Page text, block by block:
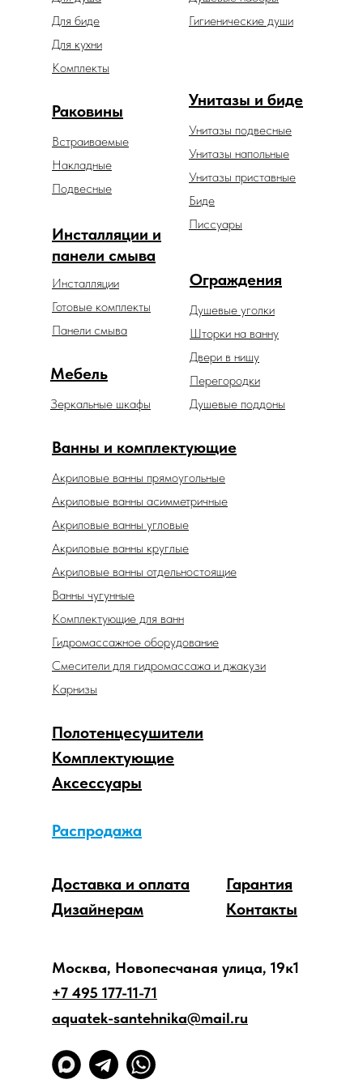
Гигиенические души
Унитазы и биде
Унитазы подвесные
Унитазы напольные
Унитазы приставные
Раковины
Встраиваемые
Накладные
Подвесные
Для биде
Для кухни
Ванны и комплектующие
Акриловые ванны прямоугольные
Зеркальные шкафы
Мебель
Ограждения
Душевые уголки
Шторки на ванну
Двери в нишу
Перегородки
Аксессуары
Распродажа
Комплектующие
Дизайнерам
Доставка и оплата
Гарантия
Контакты
Биде
Душевые поддоны
Акриловые ванны отдельностоящие
Акриловые ванны асимметричные
Акриловые ванны угловые
Акриловые ванны круглые
Ванны чугунные
Комплектующие для ванн
Гидромассажное оборудование
Смесители для гидромассажа и джакузи
Карнизы
Полотенцесушители
Инсталляции и
панели смыва
Инсталляции
Готовые комплекты
Панели смыва
Комплекты
Писсуары
Москва, Новопесчаная улица, 19к1
+7 495 177-11-71
aquatek-santehnika@mail.ru